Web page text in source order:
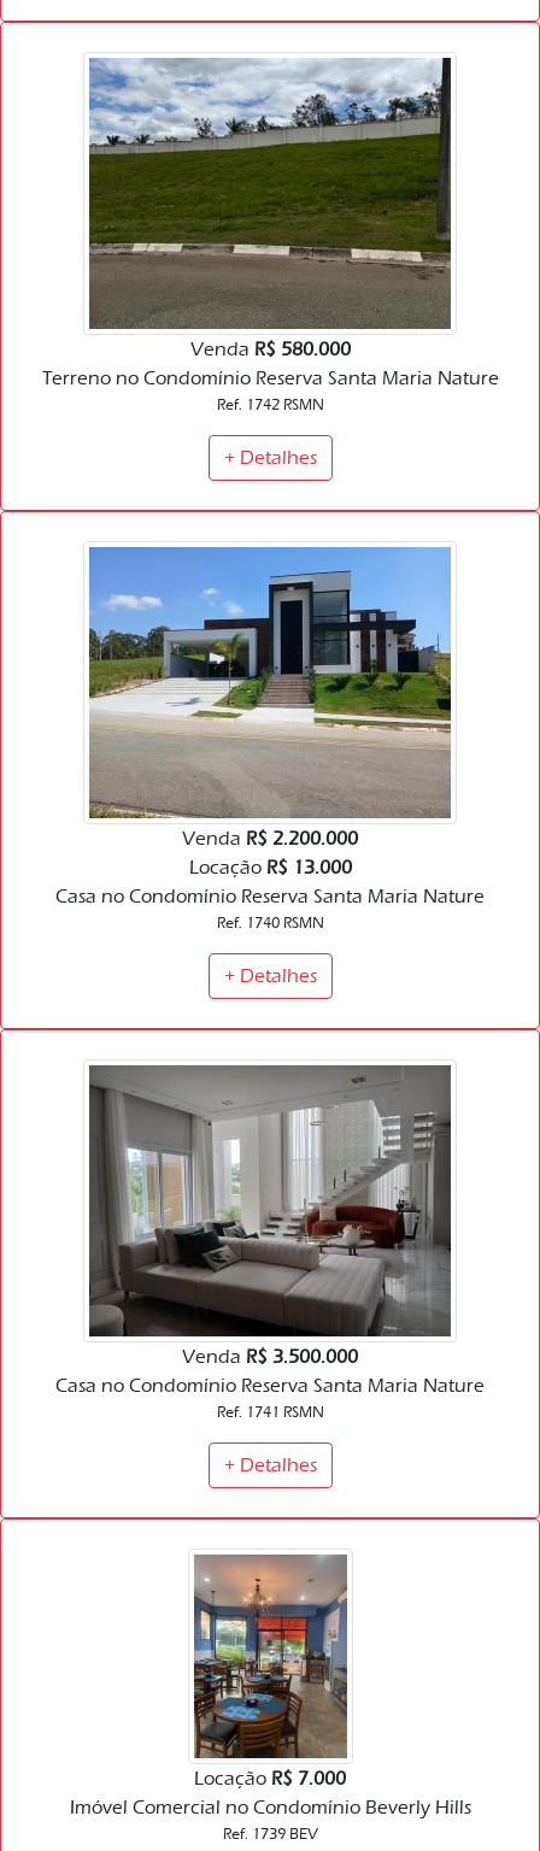
Venda R$ 580.000
Terreno no Condomínio Reserva Santa Maria Nature
Ref. 1742 RSMN
+ Detalhes
Venda R$ 2.200.000
Locação R$ 13.000
Casa no Condomínio Reserva Santa Maria Nature
Ref. 1740 RSMN
+ Detalhes
Venda R$ 3.500.000
Casa no Condomínio Reserva Santa Maria Nature
Ref. 1741 RSMN
+ Detalhes
Locação R$ 7.000
Imóvel Comercial no Condomínio Beverly Hills
Ref. 1739 BEV